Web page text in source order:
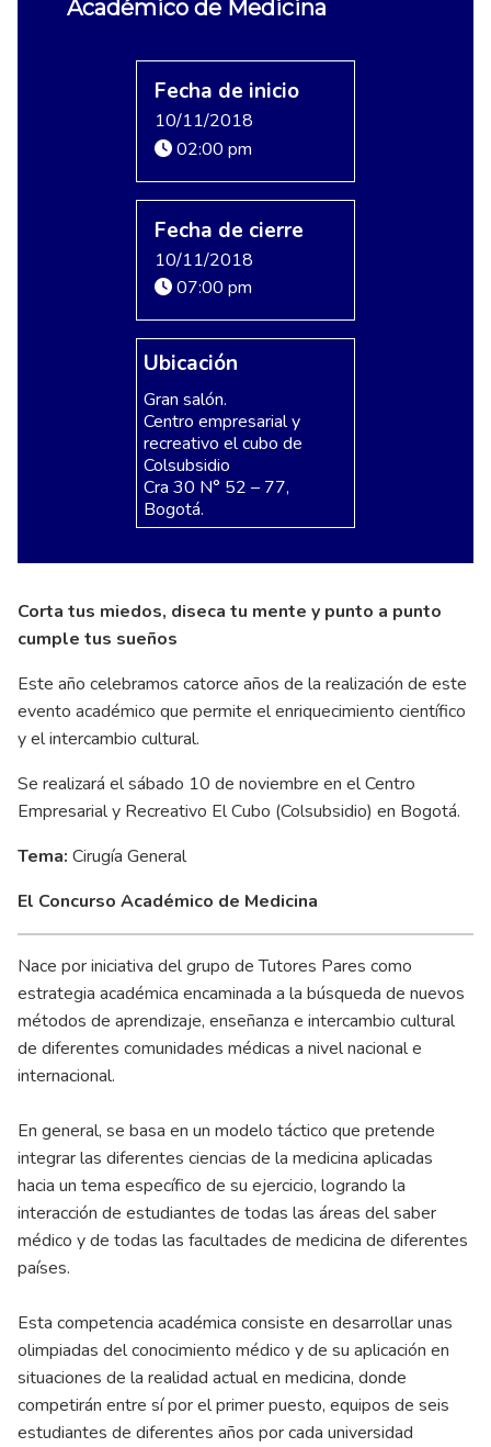
Académico de Medicina
Fecha de inicio
10/11/2018
02:00 pm
Fecha de cierre
10/11/2018
07:00 pm
Ubicación
Gran salón.
Centro empresarial y
recreativo el cubo de
Colsubsidio
Cra 30 N° 52 – 77,
Bogotá.
Corta tus miedos, diseca tu mente y punto a punto
cumple tus sueños
Este año celebramos catorce años de la realización de este
evento académico que permite el enriquecimiento científico
y el intercambio cultural.
Se realizará el sábado 10 de noviembre en el Centro
Empresarial y Recreativo El Cubo (Colsubsidio) en Bogotá.
Tema: Cirugía General
El Concurso Académico de Medicina
Nace por iniciativa del grupo de Tutores Pares como
estrategia académica encaminada a la búsqueda de nuevos
métodos de aprendizaje, enseñanza e intercambio cultural
de diferentes comunidades médicas a nivel nacional e
internacional.
En general, se basa en un modelo táctico que pretende
integrar las diferentes ciencias de la medicina aplicadas
hacia un tema específico de su ejercicio, logrando la
interacción de estudiantes de todas las áreas del saber
médico y de todas las facultades de medicina de diferentes
países.
Esta competencia académica consiste en desarrollar unas
olimpiadas del conocimiento médico y de su aplicación en
situaciones de la realidad actual en medicina, donde
competirán entre sí por el primer puesto, equipos de seis
estudiantes de diferentes años por cada universidad